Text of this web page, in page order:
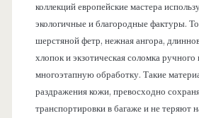
коллекций европейские мастера
экологичные и благородные фактуры.
шерстяной фетр, нежная ангора,
хлопок и экзотическая соломка
многоэтапную обработку. Такие
раздражения кожи, превосходно
транспортировки в багаже и не теряют